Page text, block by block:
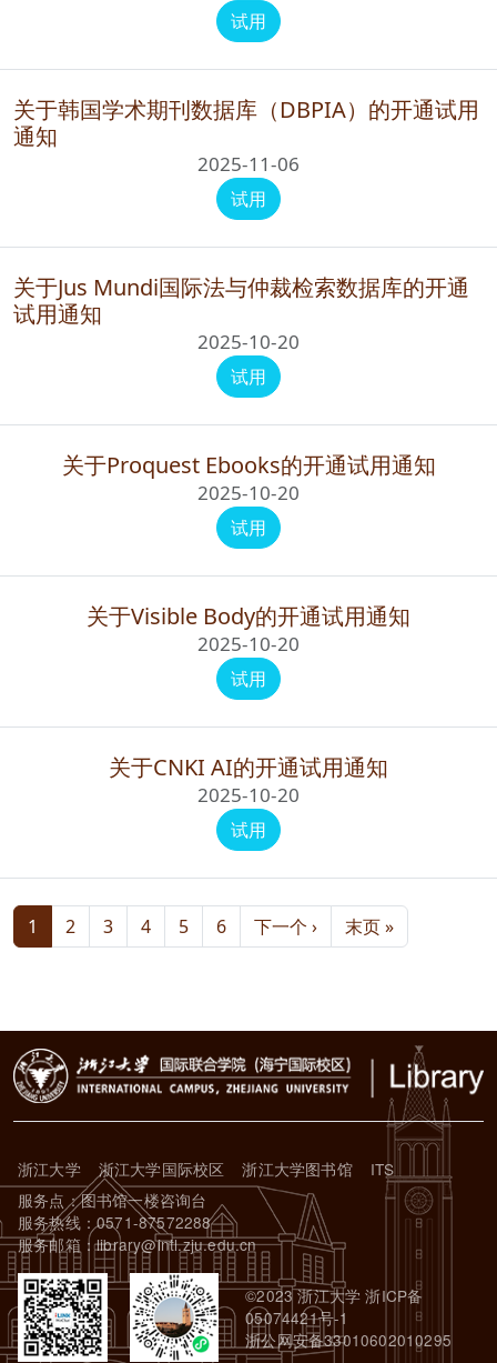
试用
关于韩国学术期刊数据库（DBPIA）的开通试用
通知
2025-11-06
试用
关于Jus Mundi国际法与仲裁检索数据库的开通
试用通知
2025-10-20
试用
关于Proquest Ebooks的开通试用通知
2025-10-20
试用
关于Visible Body的开通试用通知
2025-10-20
试用
关于CNKI AI的开通试用通知
2025-10-20
试用
分页
1 2 3 4 5 6 下一个 ›下一页末页 »末页
浙江大学 浙江大学国际校区 浙江大学图书馆
ITS
服务点：图书馆一楼咨询台
服务热线：0571-87572288
服务邮箱：library@intl.zju.edu.cn
©2023 浙江大学 浙ICP备
05074421号-1
浙公网安备33010602010295